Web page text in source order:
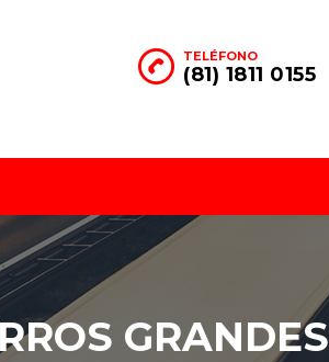
TELÉFONO
(81) 1811 0155
GRANDES